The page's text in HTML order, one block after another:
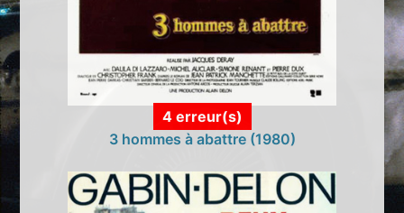
4 erreur(s)
3 hommes à abattre (1980)